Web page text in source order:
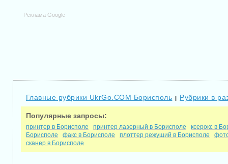
Реклама Google
Главные рубрики UkrGo.COM Борисполь | Рубрики в
Популярные запросы:
принтер в Борисполе принтер лазерный в Борисполе
ксерокс в
Борисполе
факс в Борисполе плоттер режущий в Борисполе
сканер в Борисполе